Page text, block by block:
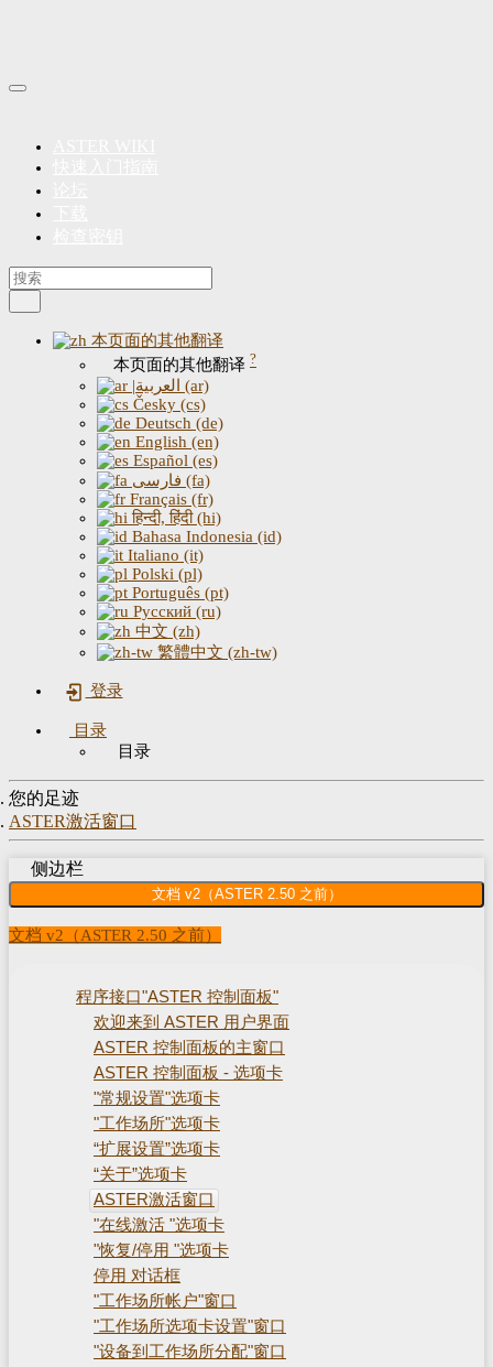
本页面的其他翻译
本页面的其他翻译 ?
|العربية (ar)
Česky (cs)
Deutsch (de)
English (en)
Español (es)
فارسی (fa)
Français (fr)
हिन्दी, हिंदी (hi)
Bahasa Indonesia (id)
Italiano (it)
Polski (pl)
Português (pt)
Русский (ru)
中文 (zh)
繁體中文 (zh-tw)
登录
目录
目录
您的足迹
ASTER激活窗口
侧边栏
文档 v2（ASTER 2.50 之前）
文档 v2（ASTER 2.50 之前）
程序接口"ASTER 控制面板"
欢迎来到 ASTER 用户界面
ASTER 控制面板的主窗口
ASTER 控制面板 - 选项卡
"常规设置"选项卡
"工作场所"选项卡
“扩展设置”选项卡
“关于”选项卡
ASTER激活窗口
"在线激活 "选项卡
"恢复/停用 "选项卡
停用 对话框
"工作场所帐户"窗口
"工作场所选项卡设置"窗口
"设备到工作场所分配"窗口